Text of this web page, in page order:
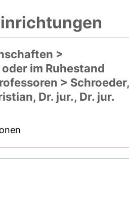
>
im Ruhestand
> Schroeder,
Dr. jur., Dr. jur.